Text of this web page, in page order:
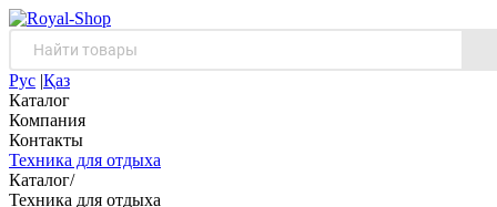
Рус |Қаз
Каталог
Компания
Контакты
Техника для отдыха
Каталог/
Техника для отдыха